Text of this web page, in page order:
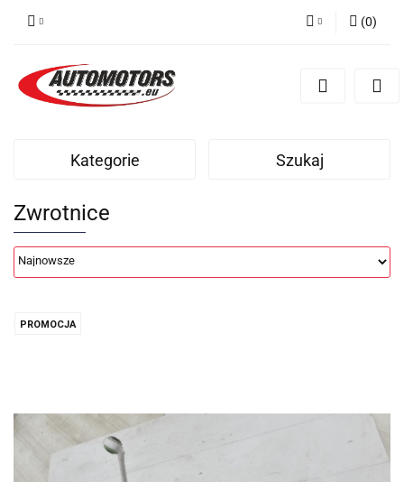
Zarejestruj się
(0)
Kategorie Szukaj
Zwrotnice
PROMOCJA